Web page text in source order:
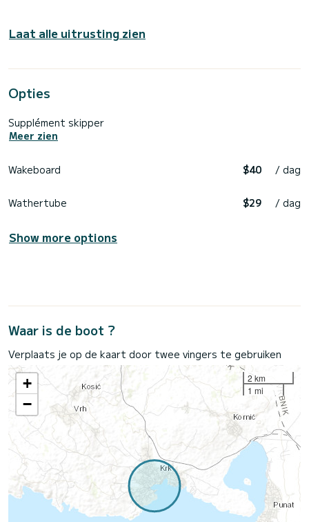
Laat alle uitrusting zien
Opties
Supplément skipper
Meer zien
Wakeboard $40 / dag
Wathertube $29 / dag
Show more options
Waar is de boot ?
Verplaats je op de kaart door twee vingers te gebruiken
+
−
2 km
1 mi